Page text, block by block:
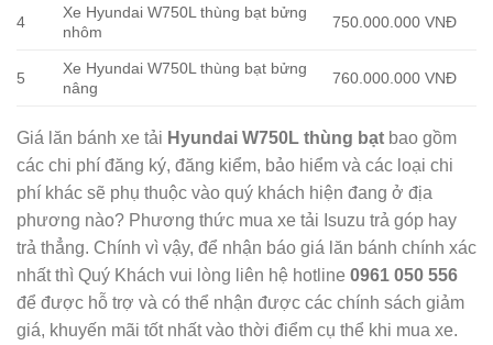
4
Xe Hyundai W750L thùng bạt bửng
nhôm
750.000.000 VNĐ
5
Xe Hyundai W750L thùng bạt bửng
nâng
760.000.000 VNĐ
Giá lăn bánh xe tải Hyundai W750L thùng bạt bao gồm
các chi phí đăng ký, đăng kiểm, bảo hiểm và các loại chi
phí khác sẽ phụ thuộc vào quý khách hiện đang ở địa
phương nào? Phương thức mua xe tải Isuzu trả góp hay
trả thẳng. Chính vì vậy, để nhận báo giá lăn bánh chính xác
nhất thì Quý Khách vui lòng liên hệ hotline 0961 050 556
để được hỗ trợ và có thể nhận được các chính sách giảm
giá, khuyến mãi tốt nhất vào thời điểm cụ thể khi mua xe.